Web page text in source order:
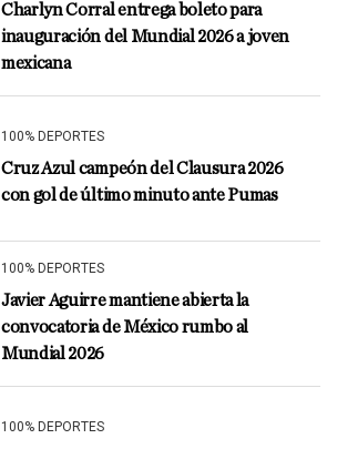
Charlyn Corral entrega boleto para
inauguración del Mundial 2026 a joven
mexicana
100% DEPORTES
Cruz Azul campeón del Clausura 2026
con gol de último minuto ante Pumas
100% DEPORTES
Javier Aguirre mantiene abierta la
convocatoria de México rumbo al
Mundial 2026
100% DEPORTES